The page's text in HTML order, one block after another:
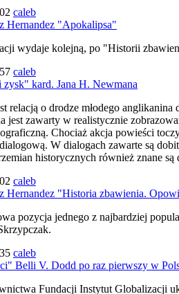
caleb
Hernandez "Apokalipsa"
wydaje kolejną, po "Historii
caleb
zysk" kard. Jana H. Newmana
relacją o drodze młodego
jest zawarty w realistycznie
Chociaż akcja powieści
W dialogach zawarte są
historycznych również znane są
caleb
Hernandez "Historia zbawienia.
pozycja jednego z najbardziej
caleb
Belli V. Dodd po raz pierwszy w
Fundacji Instytut Globalizacji